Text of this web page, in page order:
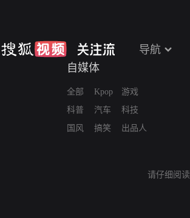
导航
自媒体
全部
科普
国风
Kpop
汽车
搞笑
游戏
科技
出品人
请仔细阅读